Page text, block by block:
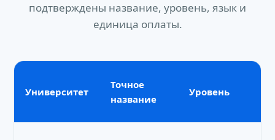
подтверждены название, уровень, язык и
единица оплаты.
Университет
Точное
название
Уровень